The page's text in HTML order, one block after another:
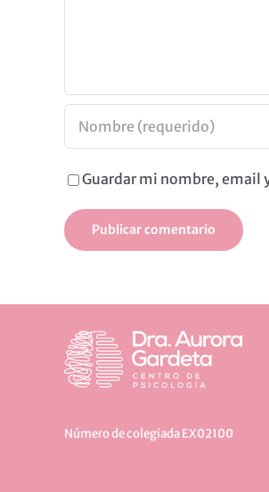
Guardar mi nombre, email
Número de colegiada EX02100